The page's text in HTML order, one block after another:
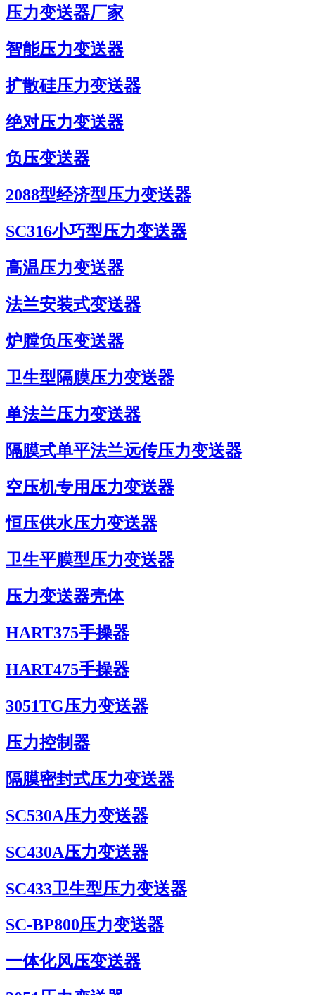
压力变送器厂家
智能压力变送器
扩散硅压力变送器
绝对压力变送器
负压变送器
2088型经济型压力变送器
SC316小巧型压力变送器
高温压力变送器
法兰安装式变送器
炉膛负压变送器
卫生型隔膜压力变送器
单法兰压力变送器
隔膜式单平法兰远传压力变送器
空压机专用压力变送器
恒压供水压力变送器
卫生平膜型压力变送器
压力变送器壳体
HART375手操器
HART475手操器
3051TG压力变送器
压力控制器
隔膜密封式压力变送器
SC530A压力变送器
SC430A压力变送器
SC433卫生型压力变送器
SC-BP800压力变送器
一体化风压变送器